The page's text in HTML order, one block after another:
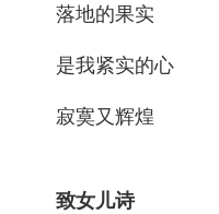
落地的果实
是我紧实的心
寂寞又辉煌
致女儿诗